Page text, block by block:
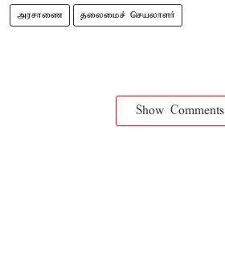
அரசாணை தலைமைச் செயலாளர்
Show Comments